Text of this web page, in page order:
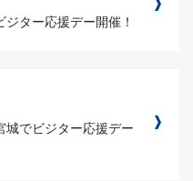
ター応援デー開催！
城でビジター応援デー